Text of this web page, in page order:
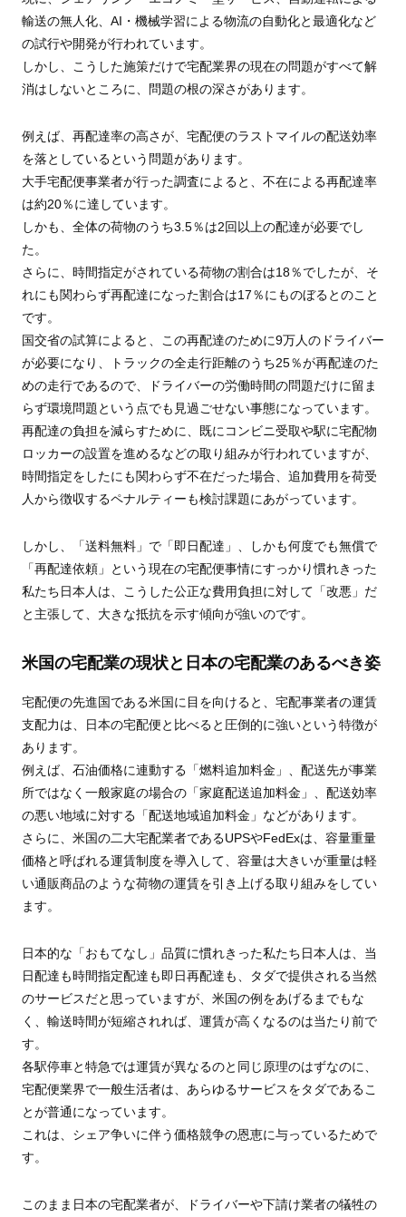
輸送の無人化、AI・機械学習による物流の自動化と最適化など
の試行や開発が行われています。
しかし、こうした施策だけで宅配業界の現在の問題がすべて解
消はしないところに、問題の根の深さがあります。
例えば、再配達率の高さが、宅配便のラストマイルの配送効率
を落としているという問題があります。
大手宅配便事業者が行った調査によると、不在による再配達率
は約20％に達しています。
しかも、全体の荷物のうち3.5％は2回以上の配達が必要でし
た。
さらに、時間指定がされている荷物の割合は18％でしたが、そ
れにも関わらず再配達になった割合は17％にものぼるとのこと
です。
国交省の試算によると、この再配達のために9万人のドライバー
が必要になり、トラックの全走行距離のうち25％が再配達のた
めの走行であるので、ドライバーの労働時間の問題だけに留ま
らず環境問題という点でも見過ごせない事態になっています。
再配達の負担を減らすために、既にコンビニ受取や駅に宅配物
ロッカーの設置を進めるなどの取り組みが行われていますが、
時間指定をしたにも関わらず不在だった場合、追加費用を荷受
人から徴収するペナルティーも検討課題にあがっています。
しかし、「送料無料」で「即日配達」、しかも何度でも無償で
「再配達依頼」という現在の宅配便事情にすっかり慣れきった
私たち日本人は、こうした公正な費用負担に対して「改悪」だ
と主張して、大きな抵抗を示す傾向が強いのです。
米国の宅配業の現状と日本の宅配業のあるべき姿
宅配便の先進国である米国に目を向けると、宅配事業者の運賃
支配力は、日本の宅配便と比べると圧倒的に強いという特徴が
あります。
例えば、石油価格に連動する「燃料追加料金」、配送先が事業
所ではなく一般家庭の場合の「家庭配送追加料金」、配送効率
の悪い地域に対する「配送地域追加料金」などがあります。
さらに、米国の二大宅配業者であるUPSやFedExは、容量重量
価格と呼ばれる運賃制度を導入して、容量は大きいが重量は軽
い通販商品のような荷物の運賃を引き上げる取り組みをしてい
ます。
日本的な「おもてなし」品質に慣れきった私たち日本人は、当
日配達も時間指定配達も即日再配達も、タダで提供される当然
のサービスだと思っていますが、米国の例をあげるまでもな
く、輸送時間が短縮されれば、運賃が高くなるのは当たり前で
す。
各駅停車と特急では運賃が異なるのと同じ原理のはずなのに、
宅配便業界で一般生活者は、あらゆるサービスをタダであるこ
とが普通になっています。
これは、シェア争いに伴う価格競争の恩恵に与っているためで
す。
このまま日本の宅配業者が、ドライバーや下請け業者の犠牲の